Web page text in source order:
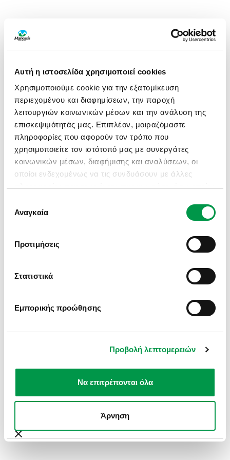
Αυτή η ιστοσελίδα χρησιμοποιεί cookies
Χρησιμοποιούμε cookie για την εξατομίκευση
περιεχομένου και διαφημίσεων, την παροχή
λειτουργιών κοινωνικών μέσων και την ανάλυση της
επισκεψιμότητάς μας. Επιπλέον, μοιραζόμαστε
πληροφορίες που αφορούν τον τρόπο που
χρησιμοποιείτε τον ιστότοπό μας με συνεργάτες
κοινωνικών μέσων, διαφήμισης και αναλύσεων, οι
οποίοι ενδεχομένως να τις συνδυάσουν με άλλες
χρήση των υπηρεσιών τους.
συγκατάθεσης
Αναγκαία
Προτιμήσεις
Στατιστικά
Εμπορικής προώθησης
Προβολή λεπτομερειών
Να επιτρέπονται όλα
Άρνηση
APPLICATION ERROR: A CLIENT-SIDE EXCEPTION HAS